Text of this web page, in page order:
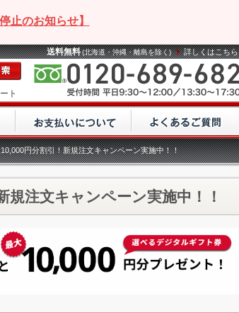
止のお知らせ】
送料無料 (北海道・沖縄・離島を除く) 詳しくはこちら
ト
円分割引！新規注文キャンペーン実施中！！
規注文キャンペーン実施中！！